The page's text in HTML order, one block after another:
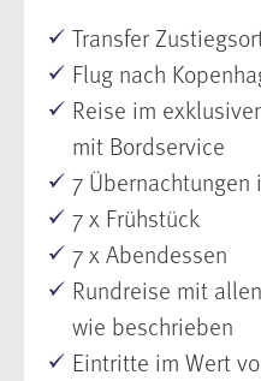
Transfer
Flug nach
Reise im
mit Bordservice
7
7 x Frühstück
7 x Abendessen
Rundreise mit
wie beschrieben
Eintritte im Wert